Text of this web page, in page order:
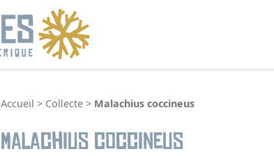
Accueil > Collecte > Malachius coccineus
Malachius coccineus